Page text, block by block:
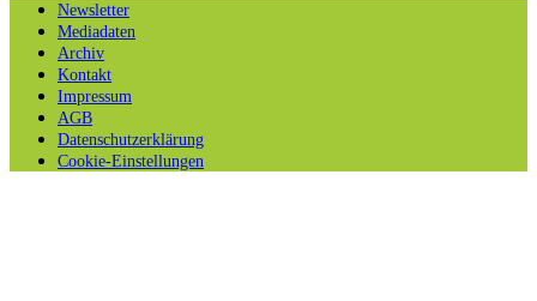
Newsletter
Mediadaten
Archiv
Kontakt
Impressum
AGB
Datenschutzerklärung
Cookie-Einstellungen